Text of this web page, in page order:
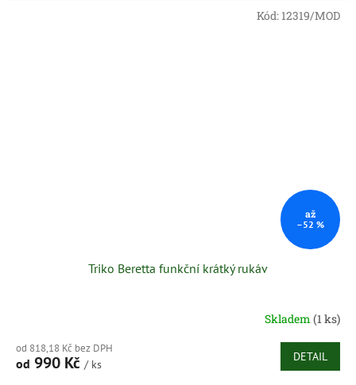
až
–52 %
Triko Beretta funkční krátký rukáv
Skladem (1 ks)
od 818,18 Kč bez DPH
od 990 Kč / ks
DETAIL
Kód: 12319/MOD